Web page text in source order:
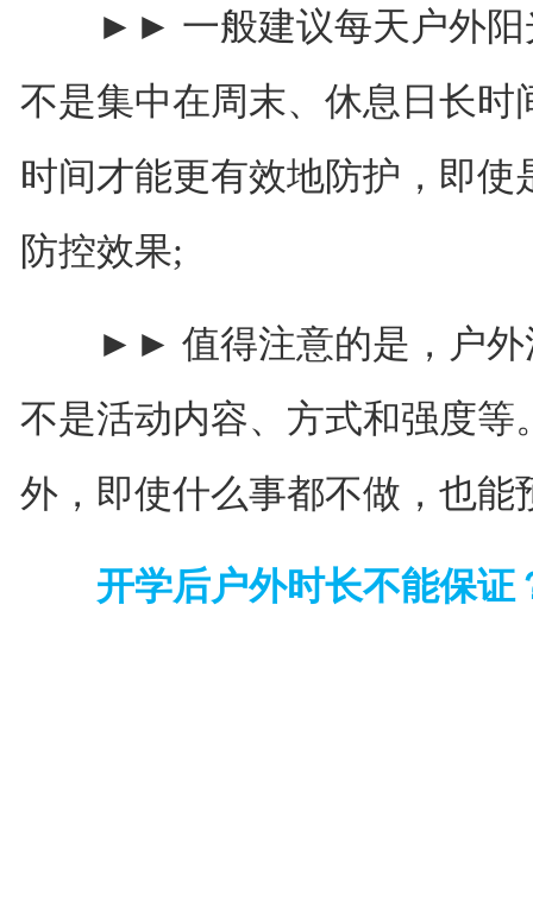
►► 一般建议每天户外阳
不是集中在周末、休息日长
时间才能更有效地防护，即
防控效果;
►► 值得注意的是，户外
不是活动内容、方式和强度等
外，即使什么事都不做，也能
开学后户外时长不能保证